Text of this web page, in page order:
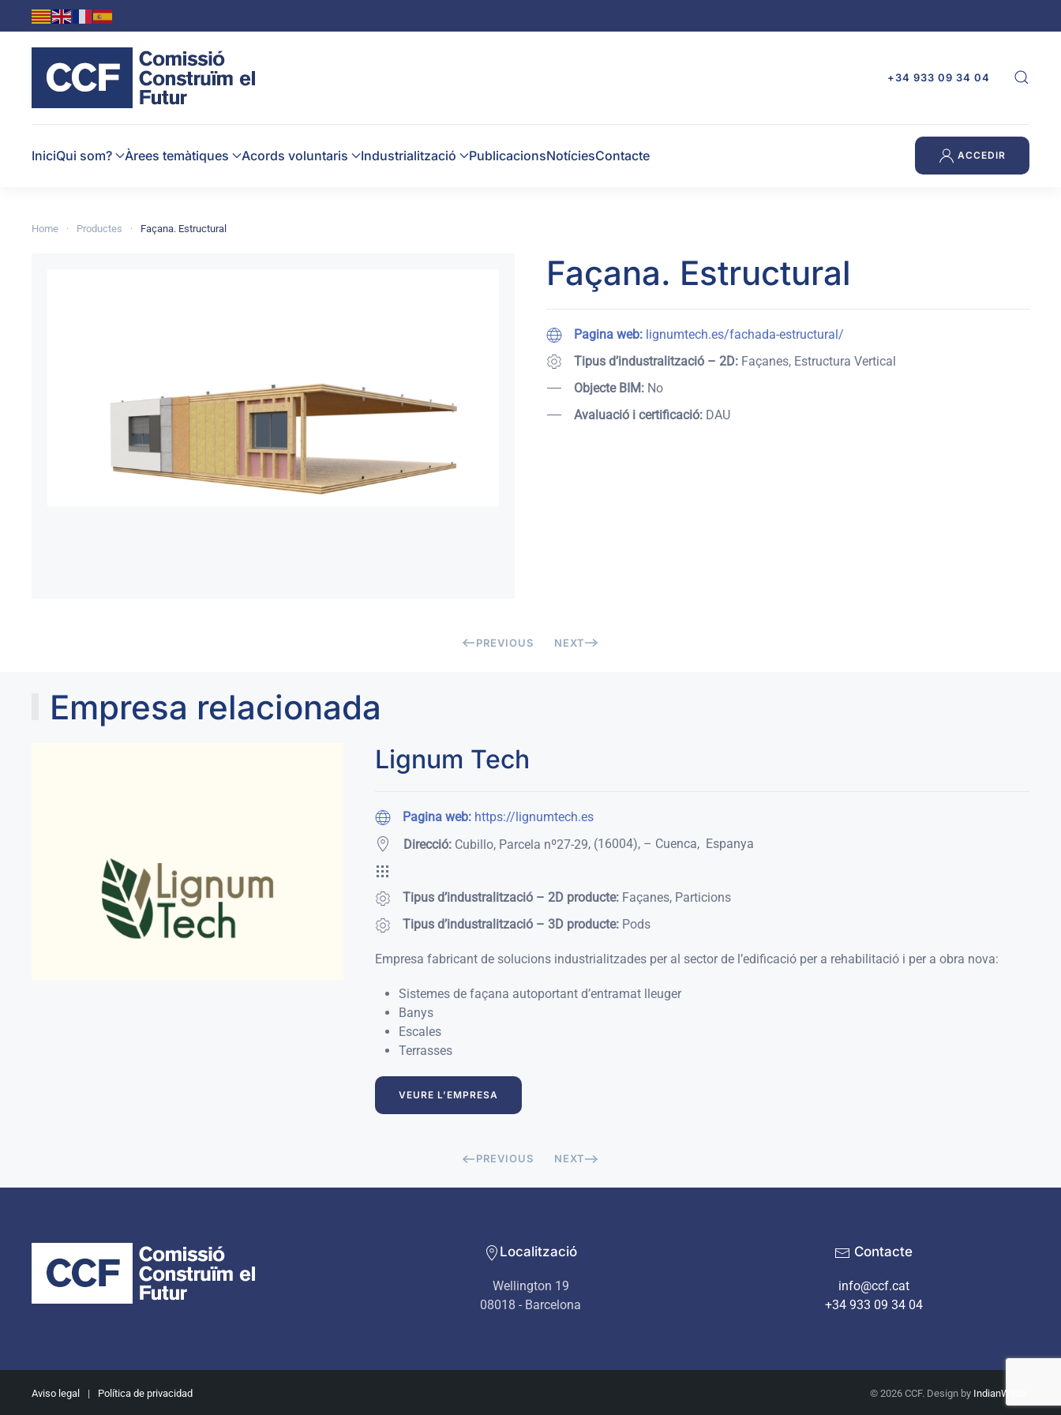
Skip to main content
+34 933 09 34 04
IniciQui som? Àrees temàtiques Acords voluntaris Industrialització PublicacionsNotíciesContacte ACCEDIR
Home Productes Façana. Estructural
Façana. Estructural
Pagina web: lignumtech.es/fachada-estructural/
Tipus d’industralització – 2D: Façanes, Estructura Vertical
Objecte BIM: No
Avaluació i certificació: DAU
PREVIOUS NEXT
Empresa relacionada
Lignum Tech
Pagina web: https://lignumtech.es
Direcció:Cubillo, Parcela nº27-29, (16004), – Cuenca, Espanya
Tipus d’industralització – 2D producte:Façanes, Particions
Tipus d’industralització – 3D producte:Pods
Empresa fabricant de solucions industrialitzades per al sector de l’edificació per a rehabilitació i per a obra nova:
Sistemes de façana autoportant d’entramat lleuger
Banys
Escales
Terrasses
VEURE L’EMPRESA
PREVIOUS NEXT
Localització
Wellington 19
08018 - Barcelona
Contacte
info@ccf.cat
+34 933 09 34 04
Aviso legal | Política de privacidad © 2026 CCF. Design by IndianWebs